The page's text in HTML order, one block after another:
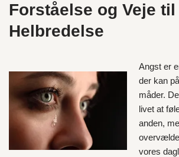
Forståelse og Veje til
Helbredelse
Angst er
der kan
måder.
livet at
anden,
vores